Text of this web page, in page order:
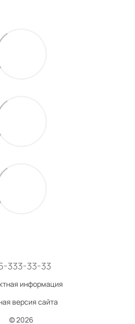
333-33-33
информация
версия сайта
© 2026